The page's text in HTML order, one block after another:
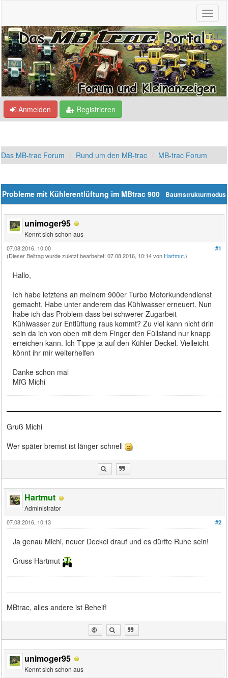
Anmelden Registrieren
Das MB-trac Forum Rund um den MB-trac MB-trac Forum
Baumstrukturmodus
Probleme mit Kühlerentlüftung im MBtrac 900
unimoger95
Kennt sich schon aus
#1
07.08.2016, 10:00
(Dieser Beitrag wurde zuletzt bearbeitet: 07.08.2016, 10:14 von Hartmut.)
Hallo,
Ich habe letztens an meinem 900er Turbo Motorkundendienst
gemacht. Habe unter anderem das Kühlwasser erneuert. Nun
habe ich das Problem dass bei schwerer Zugarbeit
Kühlwasser zur Entlüftung raus kommt? Zu viel kann nicht drin
sein da ich von oben mit dem Finger den Füllstand nur knapp
erreichen kann. Ich Tippe ja auf den Kühler Deckel. Vielleicht
könnt ihr mir weiterhelfen
Danke schon mal
MfG Michi
Gruß Michi
Wer später bremst ist länger schnell
Hartmut
Administrator
#2
07.08.2016, 10:13
Ja genau Michi, neuer Deckel drauf und es dürfte Ruhe sein!
Gruss Hartmut
MBtrac, alles andere ist Behelf!
unimoger95
Kennt sich schon aus